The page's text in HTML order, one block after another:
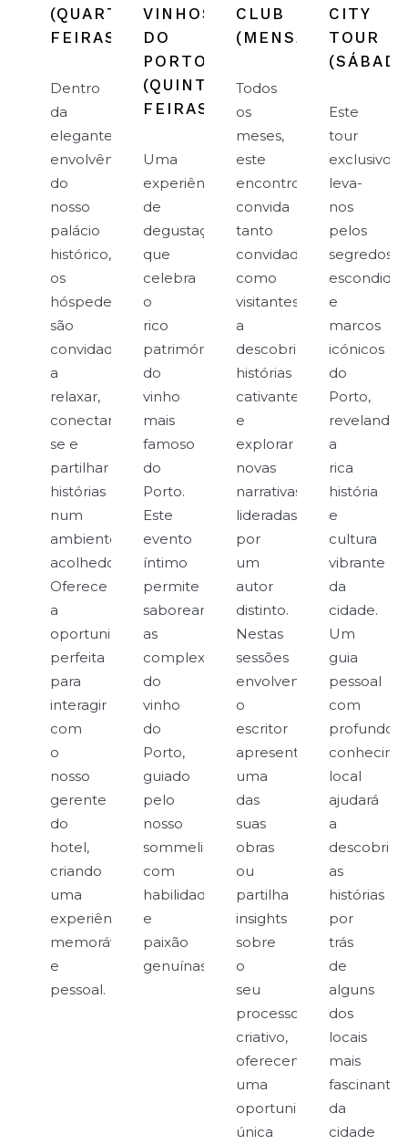
(QUARTAS-
FEIRAS)
Dentro
da
elegante
envolvência
do
nosso
palácio
histórico,
os
hóspedes
são
convidados
a
relaxar,
conectar-
se e
partilhar
histórias
num
ambiente
acolhedor.
Oferece
a
oportunidade
perfeita
para
interagir
com
o
nosso
gerente
do
hotel,
criando
uma
experiência
memorável
e
pessoal.
VINHOS
DO
PORTO
(QUINTAS-
FEIRAS)
Uma
experiência
de
degustação
que
celebra
o
rico
património
do
vinho
mais
famoso
do
Porto.
Este
evento
íntimo
permite
saborear
as
complexidades
do
vinho
do
Porto,
guiado
pelo
nosso
sommelier
com
habilidade
e
paixão
genuínas.
CLUB
(MENSAL)
Todos
os
meses,
este
encontro
convida
tanto
convidados
como
visitantes
a
descobrir
histórias
cativantes
e
explorar
novas
narrativas,
lideradas
por
um
autor
distinto.
Nestas
sessões
envolventes,
o
escritor
apresenta
uma
das
suas
obras
ou
partilha
insights
sobre
o
seu
processo
criativo,
oferecendo
uma
oportunidade
única
CITY
TOUR
Este
tour
exclusivo
leva-
nos
pelos
segredos
escondidos
e
marcos
icónicos
do
Porto,
revelando
a
rica
história
e
cultura
vibrante
da
cidade.
Um
guia
pessoal
com
profundo
local
ajudará
a
descobrir
as
histórias
por
trás
de
alguns
dos
locais
mais
fascinantes
da
cidade